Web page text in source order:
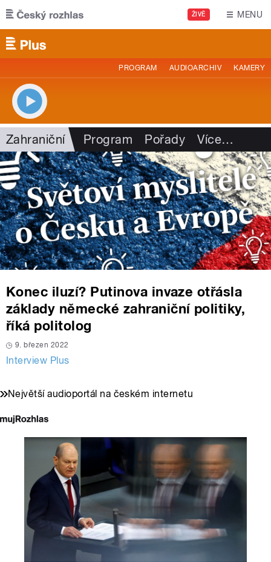
Přejít k hlavnímu obsahu
ŽIVĚ MENU
PROGRAM AUDIOARCHIV KAMERY
Zahraniční Program Pořady Více…
Konec iluzí? Putinova invaze otřásla
základy německé zahraniční politiky,
říká politolog
9. březen 2022
Interview Plus
Největší audioportál na českém internetu